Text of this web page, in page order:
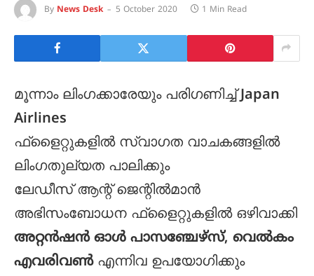
By News Desk 5 October 2020 1 Min Read
മൂന്നാം ലിംഗക്കാരേയും പരിഗണിച്ച്Japan
Airlines
ഫ്ളൈറ്റുകളിൽ സ്വാഗത വാചകങ്ങളിൽ
ലിംഗതുല്യത പാലിക്കും
ലേഡീസ് ആന്റ് ജെന്റിൽമാൻ
അഭിസംബോധന ഫ്ളൈറ്റുകളിൽ ഒഴിവാക്കി
അറ്റൻഷൻ ഓൾ പാസഞ്ചേഴ്സ്, വെൽകം
എവരിവൺഎന്നിവ ഉപയോഗിക്കും